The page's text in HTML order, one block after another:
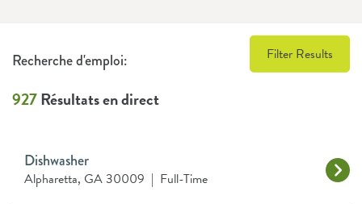
Recherche d'emploi: Filter Results
927Résultats en direct
Dishwasher
Alpharetta, GA 30009 | Full-Time